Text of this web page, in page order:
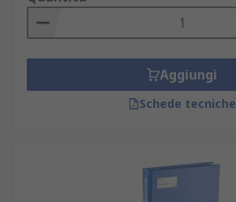
Aggiungi
Schede tecniche